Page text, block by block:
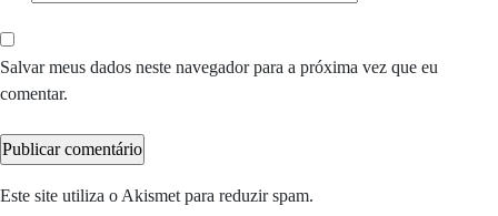
Salvar meus dados neste navegador para a próxima vez que eu
comentar.
Este site utiliza o Akismet para reduzir spam.